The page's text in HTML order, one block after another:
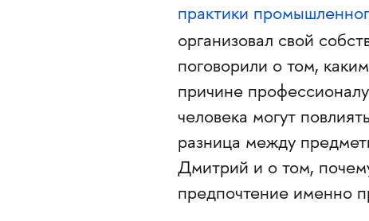
практики
организовал свой
поговорили о том,
причине
человека могут
разница между
Дмитрий и о том,
предпочтение именно